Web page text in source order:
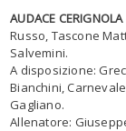
AUDACE CERIGNOLA
Russo, Tascone
Salvemini.
A disposizione:
Bianchini,
Gagliano.
Allenatore: